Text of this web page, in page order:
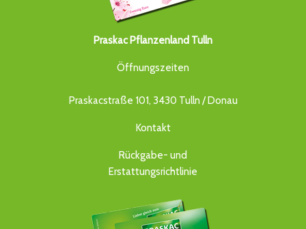
Praskac Pflanzenland Tulln
Öffnungszeiten
Praskacstraße 101, 3430 Tulln / Donau
Kontakt
Rückgabe- und
Erstattungsrichtlinie